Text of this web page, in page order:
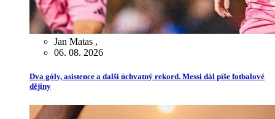
Jan Matas ,
06. 08. 2026
Dva góly, asistence a další úchvatný rekord. Messi dál píše fotbalové
dějiny